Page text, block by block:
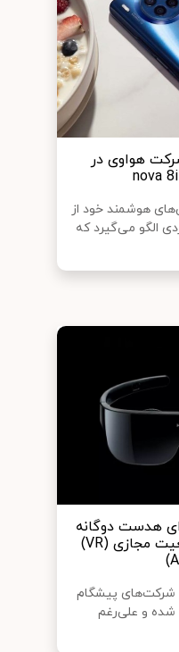
هواوی در
هوشمند خود از
سبک‌های منحصر به فردی الگو می‌‎گیرد که
هدست دوگانه
با قابلیت تلفیق واقعیت مجازی (VR)
شرکت‌های پیشگام
شده و علی‌رغم